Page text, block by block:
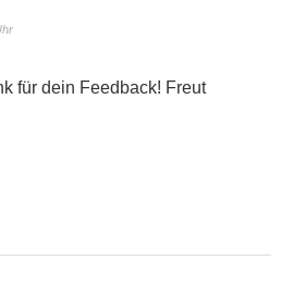
für dein Feedback! Freut